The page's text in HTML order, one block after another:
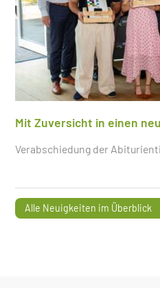
Mit Zuversicht in einen
Verabschiedung der
Alle Neuigkeiten im Überblick